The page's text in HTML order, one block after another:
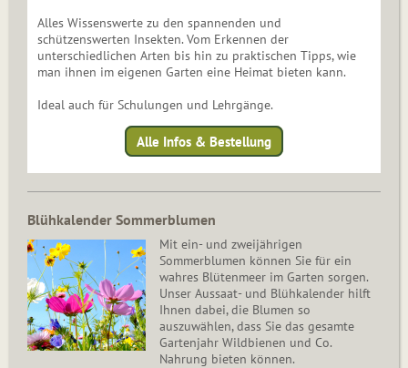
Alles Wissenswerte zu den spannenden und
schützenswerten Insekten. Vom Erkennen der
unterschiedlichen Arten bis hin zu praktischen Tipps, wie
man ihnen im eigenen Garten eine Heimat bieten kann.
Ideal auch für Schulungen und Lehrgänge.
Alle Infos & Bestellung
Blühkalender Sommerblumen
Mit ein- und zweijährigen
Sommerblumen können Sie für ein
wahres Blütenmeer im Garten sorgen.
Unser Aussaat- und Blühkalender hilft
Ihnen dabei, die Blumen so
auszuwählen, dass Sie das gesamte
Gartenjahr Wildbienen und Co.
Nahrung bieten können.